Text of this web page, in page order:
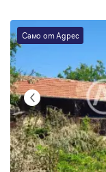
Само от Адрес